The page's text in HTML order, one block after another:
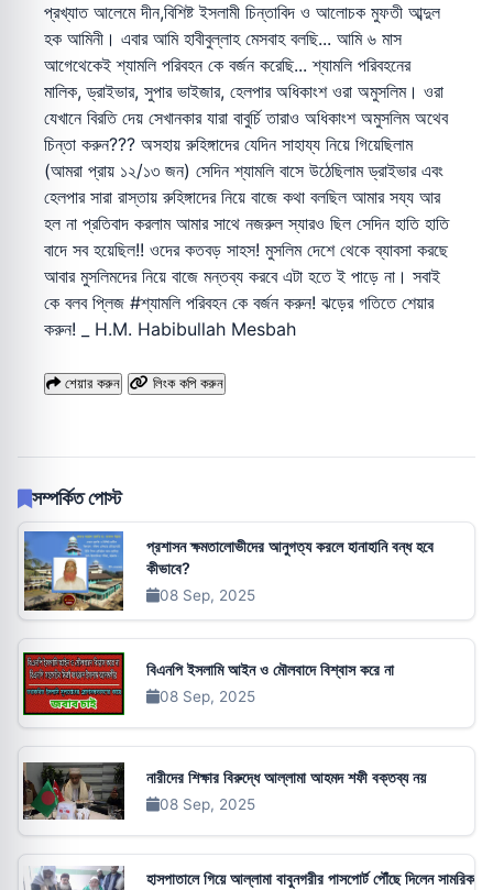
প্রখ্যাত আলেমে দীন,বিশিষ্ট ইসলামী চিন্তাবিদ ও আলোচক মুফতী আব্দুল
হক আমিনী। এবার আমি হাবীবুল্লাহ মেসবাহ বলছি... আমি ৬ মাস
আগেথেকেই শ্যামলি পরিবহন কে বর্জন করেছি... শ্যামলি পরিবহনের
মালিক, ড্রাইভার, সুপার ভাইজার, হেলপার অধিকাংশ ওরা অমুসলিম। ওরা
যেখানে বিরতি দেয় সেখানকার যারা বাবুর্চি তারাও অধিকাংশ অমুসলিম অথেব
চিন্তা করুন??? অসহায় রুহিঙ্গাদের যেদিন সাহায্য নিয়ে গিয়েছিলাম
(আমরা প্রায় ১২/১৩ জন) সেদিন শ্যামলি বাসে উঠেছিলাম ড্রাইভার এবং
হেলপার সারা রাস্তায় রুহিঙ্গাদের নিয়ে বাজে কথা বলছিল আমার সয্য আর
হল না প্রতিবাদ করলাম আমার সাথে নজরুল স্যারও ছিল সেদিন হাতি হাতি
বাদে সব হয়েছিল!! ওদের কতবড় সাহস! মুসলিম দেশে থেকে ব্যাবসা করছে
আবার মুসলিমদের নিয়ে বাজে মন্তব্য করবে এটা হতে ই পাড়ে না। সবাই
কে বলব প্লিজ #শ্যামলি পরিবহন কে বর্জন করুন! ঝড়ের গতিতে শেয়ার
করুন! _ H.M. Habibullah Mesbah
শেয়ার করুন লিংক কপি করুন
সম্পর্কিত পোস্ট
প্রশাসন ক্ষমতালোভীদের আনুগত্য করলে হানাহানি বন্ধ হবে
কীভাবে?
08 Sep, 2025
বিএনপি ইসলামি আইন ও মৌলবাদে বিশ্বাস করে না
08 Sep, 2025
নারীদের শিক্ষার বিরুদ্ধে আল্লামা আহমদ শফী বক্তব্য নয়
08 Sep, 2025
হাসপাতালে গিয়ে আল্লামা বাবুনগরীর পাসপোর্ট পৌঁছে দিলেন সামরিক